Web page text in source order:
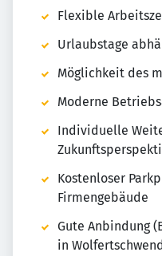
Flexible
Urlaubstage
Möglichkeit des
Moderne
Individuelle
Kostenloser
Firmengebäude
Gute Anbindung
in